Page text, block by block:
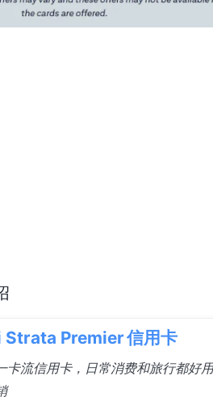
Strata Premier 信用卡
卡流信用卡，日常消费和旅行都好